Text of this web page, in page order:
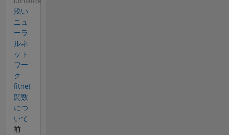
浅い
ニュ
ーラ
ルネ
ット
ワー
ク
fitnet
関数
につ
いて
前